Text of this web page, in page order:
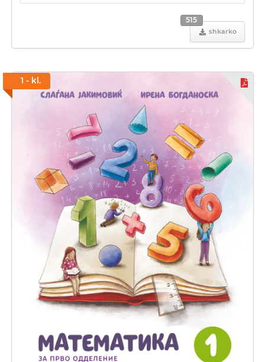
shkarko
515
1 - kl.